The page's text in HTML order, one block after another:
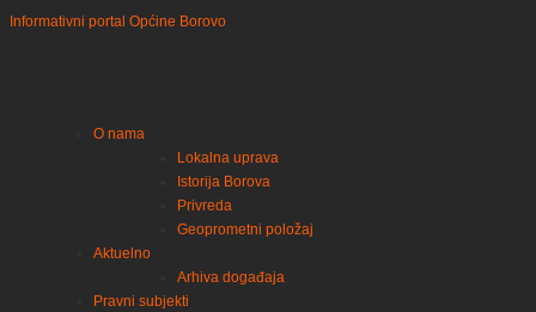
Informativni portal Općine Borovo
O nama
Lokalna uprava
Istorija Borova
Privreda
Geoprometni položaj
Aktuelno
Arhiva događaja
Pravni subjekti